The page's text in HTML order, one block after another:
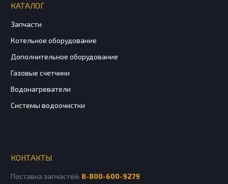
КАТАЛОГ
Запчасти
Котельное оборудование
Дополнительное оборудование
Газовые счетчики
Водонагреватели
Системы водоочистки
КОНТАКТЫ
Поставка запчастей: 8-800-600-9279